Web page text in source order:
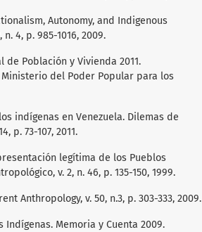
Autonomy, and Indigenous
4, p. 985-1016, 2009.
Población y Vivienda 2011.
del Poder Popular para los
indígenas en Venezuela. Dilemas de
p. 73-107, 2011.
legítima de los Pueblos
v. 2, n. 46, p. 135-150, 1999.
Anthropology, v. 50, n.3, p. 303-333, 2009.
Memoria y Cuenta 2009.